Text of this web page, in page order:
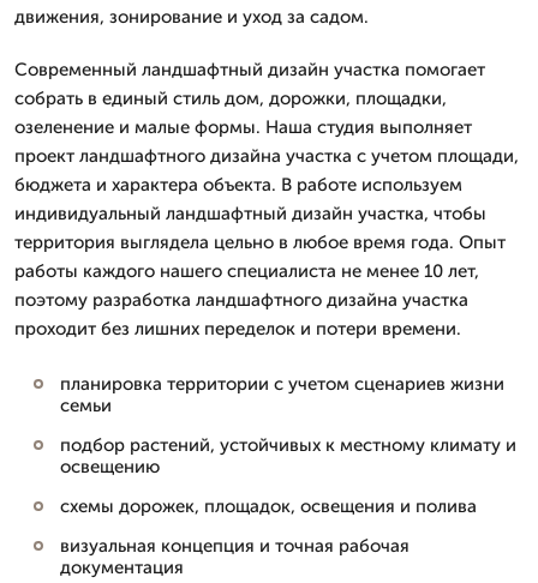
движения, зонирование и уход за садом.
Современный ландшафтный дизайн участка помогает
собрать в единый стиль дом, дорожки, площадки,
озеленение и малые формы. Наша студия выполняет
проект ландшафтного дизайна участка с учетом площади,
бюджета и характера объекта. В работе используем
индивидуальный ландшафтный дизайн участка, чтобы
территория выглядела цельно в любое время года. Опыт
работы каждого нашего специалиста не менее 10 лет,
поэтому разработка ландшафтного дизайна участка
проходит без лишних переделок и потери времени.
планировка территории с учетом сценариев жизни
семьи
подбор растений, устойчивых к местному климату и
освещению
схемы дорожек, площадок, освещения и полива
визуальная концепция и точная рабочая
документация